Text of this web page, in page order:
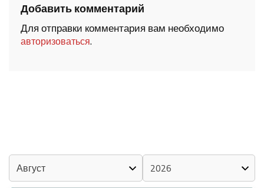
Добавить комментарий
Для отправки комментария вам необходимо
авторизоваться.